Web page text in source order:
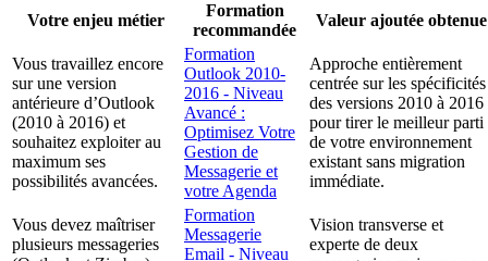
Votre enjeu métier
Formation
recommandée
Valeur ajoutée obtenue
Vous travaillez encore
sur une version
antérieure d’Outlook
(2010 à 2016) et
souhaitez exploiter au
maximum ses
possibilités avancées.
Formation
Outlook 2010-
2016 - Niveau
Avancé :
Optimisez Votre
Gestion de
Messagerie et
votre Agenda
Approche entièrement
centrée sur les spécificités
des versions 2010 à 2016
pour tirer le meilleur parti
de votre environnement
existant sans migration
immédiate.
Vous devez maîtriser
plusieurs messageries
Formation
Messagerie
Email - Niveau
Vision transverse et
experte de deux